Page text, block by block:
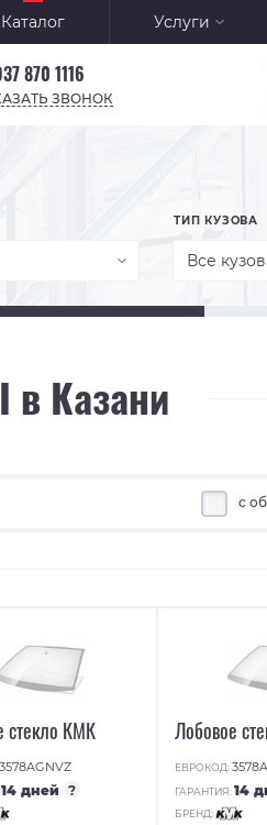
Каталог Услуги
870 1116
ЗВОНОК
ТИП КУЗОВА
Все
в Казани
с
стекло КМК
3578AGNVZ
14 дней ?
Лобовое
ЕВРОКОД:
ГАРАНТИЯ:14
БРЕНД: